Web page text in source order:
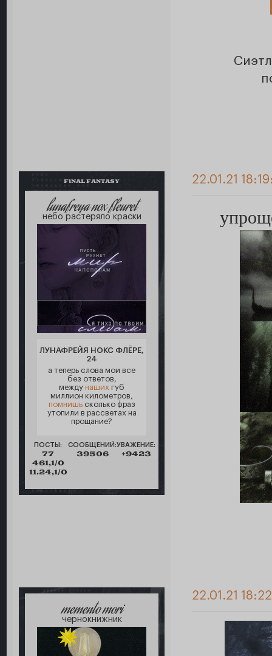
FINAL FANTASY
lunafreya nox fleuret
небо растеряло краски
ЛУНАФРЕЙЯ НОКС ФЛЁРЕ,
24
а теперь слова мои все
без ответов,
между наших губ
миллион километров,
помнишьсколько фраз
утопили в рассветах на
прощание?
ПОСТЫ:
77
461,1/0
11.24,1/0
СООБЩЕНИЙ:
39506
УВАЖЕНИЕ:
+9423
22.01.21
memento mori
чернокнижник
22.01.21